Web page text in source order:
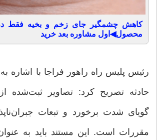
محصول◀اول مشاوره بعد خرید
رئیس پلیس راه راهور فراجا با اشاره به
حادثه تصریح کرد: تصاویر ثبت‌شده
گویای شدت برخورد و تبعات
مقررات است. این مستند باید به